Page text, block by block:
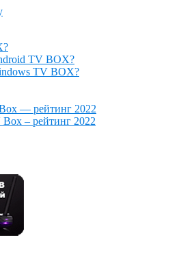
TV BOX?
TV BOX?
— рейтинг 2022
– рейтинг 2022